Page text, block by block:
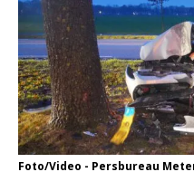
Foto/Video - Persbureau